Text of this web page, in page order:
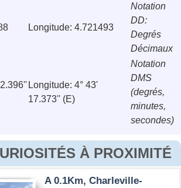
Longitude: 4.721493
Notation
DD:
Degrés
Décimaux
Longitude: 4° 43'
17.373'' (E)
Notation
DMS
(degrés,
minutes,
secondes)
À PROXIMITÉ
A 0.1Km, Charleville-